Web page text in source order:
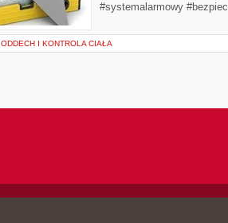
#systemalarmowy
ODDECH I KONTROLA CIAŁA